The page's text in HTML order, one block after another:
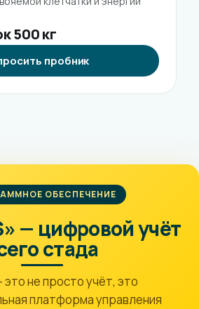
500 кг
пробник
ОБЕСПЕЧЕНИЕ
— цифровой учёт
стада
это не просто учёт, это
платформа управления